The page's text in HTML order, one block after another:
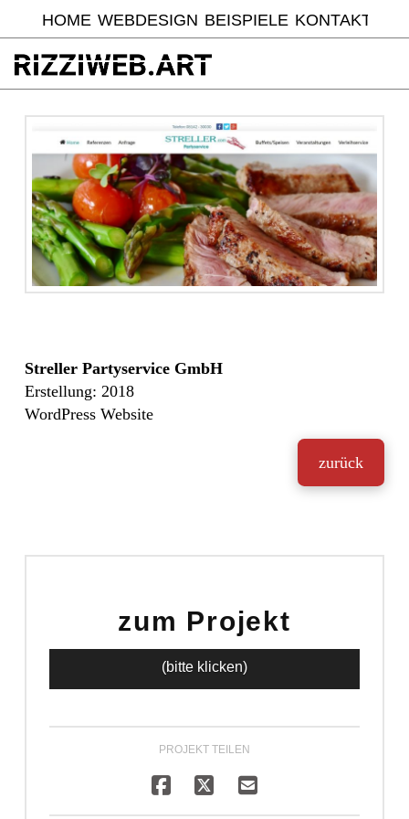
HOME WEBDESIGN BEISPIELE KONTAKT
Streller Partyservice GmbH
Erstellung: 2018
WordPress Website
zurück
zum Projekt
(bitte klicken)
PROJEKT TEILEN